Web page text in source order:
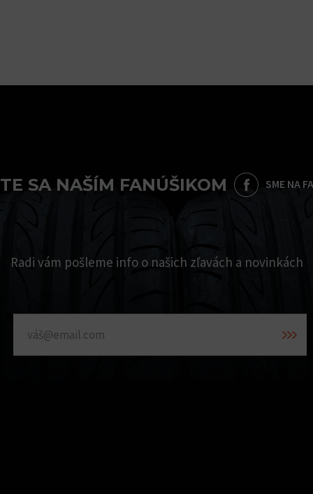
SA NAŠÍM FANÚŠIKOM SME NA
Radi vám pošleme info o našich zľavách a novinkách